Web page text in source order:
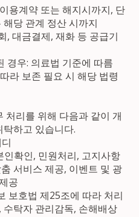
용계약 또는 해지시까지, 단
당 관계 정산 시까지
, 대금결제, 재화 등 공급기
경우: 의료법 기준에 따름
라 보존 필요 시 해당 법령
리를 위해 다음과 같이 개
하고 있습니다.
확인, 민원처리, 고지사항
서비스 제공, 이벤트 및 광
공
보호법 제25조에 따라 처리
탁자 관리감독, 손해배상